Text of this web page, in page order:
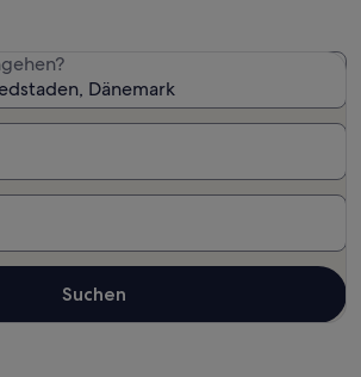
Dänemark
Suchen